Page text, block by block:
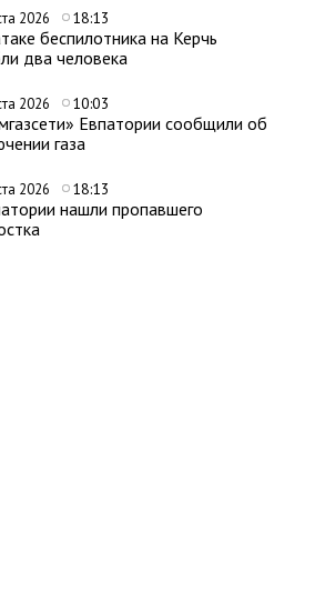
2026 18:13
беспилотника на Керчь
два человека
2026 10:03
Евпатории сообщили об
газа
2026 18:13
нашли пропавшего